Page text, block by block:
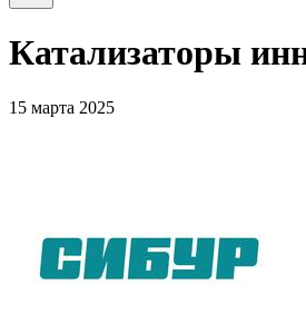
Катализаторы
15 марта 2025